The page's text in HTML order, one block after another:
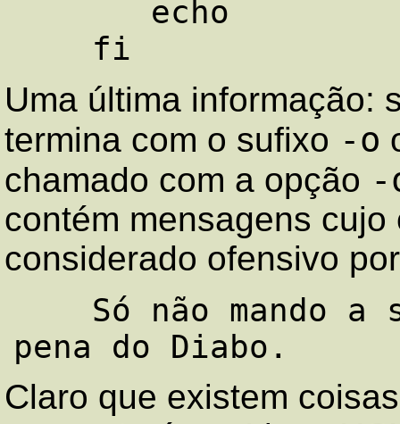
Uma última informação:
termina com o sufixo -o
chamado com a opção -
contém mensagens
considerado ofensivo
Claro que existem